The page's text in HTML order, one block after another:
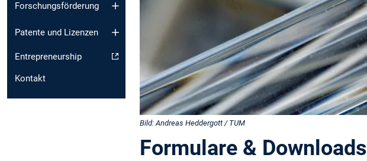
Forschungsförderung
Patente und Lizenzen
Entrepreneurship
Kontakt
Bild: Andreas Heddergott / TUM
Formulare & Downloads